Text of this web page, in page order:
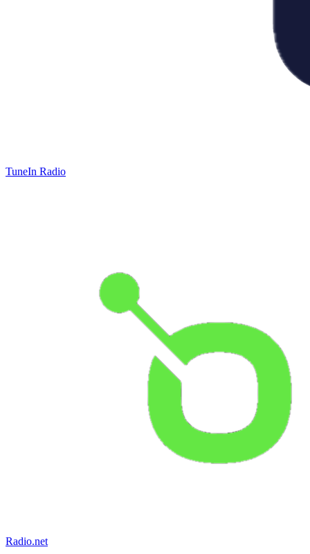
TuneIn Radio
Radio.net